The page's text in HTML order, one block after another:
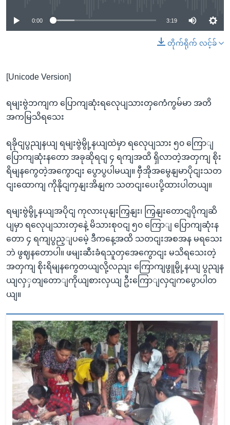
0:00 3:19
တိုက်ရိုက် လင့်ခ်
[Unicode Version]
ရမျးဗွဲဘကျက ပြောကျဆုံးရလေုပျသားတှကေံကွမ်မာ အတိ
အကမြသိရသေး
ရခိုငျပွညျနယျ ရမျးဗွဲမွို့နယျထဲမှာ ရလေုပျသား ၅၀ ကြောျ
ပြောကျဆုံးနတော အခုဆိုရငျ ၄ ရကျအထိ ရှိလာတဲ့အတှကျ စိုး
ရိမျနကွေတဲ့အကွောငျး ပွောပွပါမယျ။ ဗှီအိုအမွေနျမာပိုငျးသတ
ငျးထောကျ ကိုနိုငျကှနျးအိနျက သတငျးပေးပို့ထားပါတယျ။
ရမျးဗွဲမွို့နယျအပိုငျ ကုလားပုနျးကြှနျး၊ ကြှနျးတောငျပိုကျဆိ
ပျမှာ ရလေုပျသားတှနေဲ့ မိသားစုဝငျ ၅၀ ကြောျ ပြောကျဆုံးန
တော ၄ ရကျပွည့ျပမေဲ့ ဒီကနေ့အထိ သတငျးအစအန မရသေး
ဘဲ ဖွဈနတောပါ။ ဖမျးဆီးခံရသူတှအေကွောငျး မသိရသေးတဲ့
အတှကျ စိုးရိမျနကွေတယျလို့လညျး ကြောကျဖွူမွို့နယျ ပွညျန
ယျလှှတျတောျကိုယျစားလှယျ ဦးကြောျလှငျကပွောပါတ
ယျ။